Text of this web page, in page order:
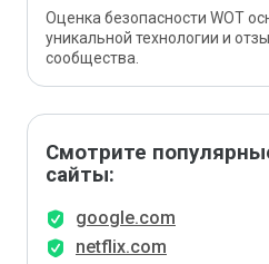
Оценка безопасности WOT
уникальной технологии и
сообщества.
Смотрите
сайты:
google.com
netflix.com